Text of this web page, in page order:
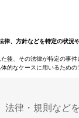
律、方針などを特定の状況
後、その法律が特定の事
的なケースに用いるため
法律・規則など